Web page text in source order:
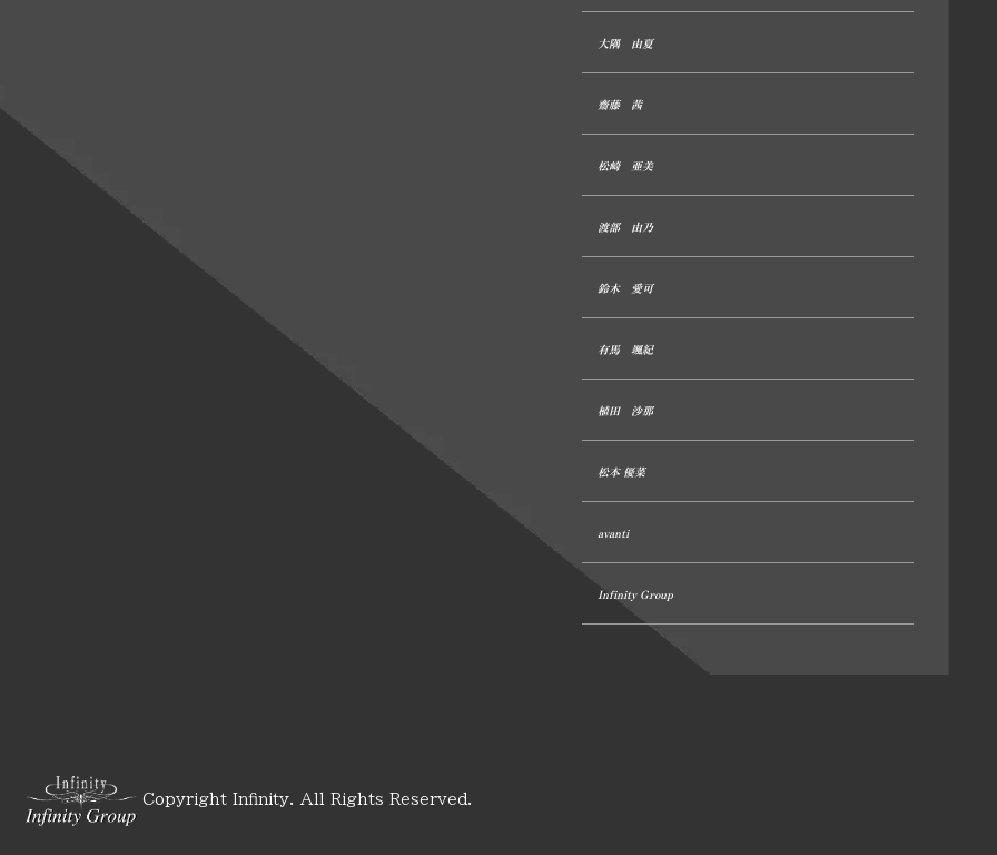
大隅 由夏
齋藤 茜
松崎 亜美
渡部 由乃
鈴木 愛可
有馬 颯紀
植田 沙那
松本 優菜
avanti
Infinity Group
Copyright Infinity. All Rights Reserved.